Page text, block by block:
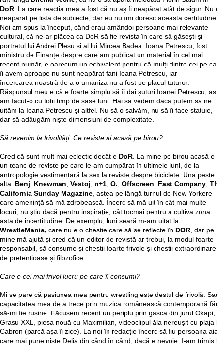
DoR. La care reacția mea a fost că nu aș fi neapărat atât de sigur. Nu
neapărat pe lista de subiecte, dar eu nu îmi doresc această
Noi am spus la început, când erau amândoi persoane mai relevante
cultural, că ne-ar plăcea ca DoR să fie revista în care să găsești și
portretul lui Andrei Pleșu și al lui Mircea Badea. Ioana Petrescu, fost
ministru de Finanțe despre care am publicat un material în cel mai
recent număr, e oarecum un echivalent pentru că mulți dintre cei pe
îi avem aproape nu sunt neapărat fani Ioana Petrescu, iar
încercarea noastră de a o umaniza nu a fost pe placul tuturor.
Răspunsul meu e că e foarte simplu să îi dai șuturi Ioanei Petrescu,
am făcut-o cu toții timp de șase luni. Hai să vedem dacă putem să ne
uităm la Ioana Petrescu și altfel. Nu să o salvăm, nu să îi face statuie,
dar să adăugăm niște dimensiuni de complexitate.
Să revenim la frivolități. Ce reviste ai acasă pe birou?
Cred că sunt mult mai eclectic decât e DoR. La mine pe birou acasă e
un teanc de reviste pe care le-am cumpărat în ultimele luni, de la
antropologie vestimentară la sex la reviste despre biciclete. Una peste
alta: Benji Knewman, Vestoj, n+1, O., Offscreen, Fast Company,
California Sunday Magazine, astea pe lângă turnul de New Yorkere
care amenință să mă zdrobească. Încerc să mă uit în cât mai multe
locuri, nu știu dacă pentru inspirație, cât tocmai pentru a cultiva zona
asta de incertitudine. De exemplu, luni seară m-am uitat la
WrestleMania, care nu e o chestie care să se reflecte în DOR, dar pe
mine mă ajută și cred că un editor de revistă ar trebui, la modul foarte
responsabil, să consume și chestii foarte frivole și chestii extraordinare
de pretențioase și filozofice.
Care e cel mai frivol lucru pe care îl consumi?
Mi se pare că pasiunea mea pentru wrestling este destul de frivolă.
capacitatea mea de a trece prin muzica românească contemporană
să-mi fie rușine. Făcusem recent un periplu prin gașca din jurul Okapi,
Grasu XXL, piesa nouă cu Maximilian, videoclipul ăla nereușit cu plaja
Cabron (parcă așa îi zice). La noi în redacție încerc să fiu persoana
care mai pune niște Delia din când în când, dacă e nevoie. I-am trimis